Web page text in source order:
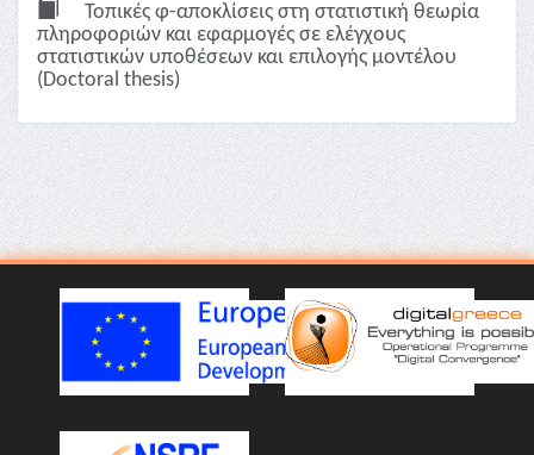
Τοπικές φ-αποκλίσεις στη στατιστική θεωρία
πληροφοριών και εφαρμογές σε ελέγχους
στατιστικών υποθέσεων και επιλογής μοντέλου
(Doctoral thesis)